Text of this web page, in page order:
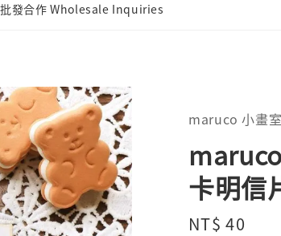
批發合作 Wholesale Inquiries
maruco 小畫室
卡明信
Regular
NT$ 40